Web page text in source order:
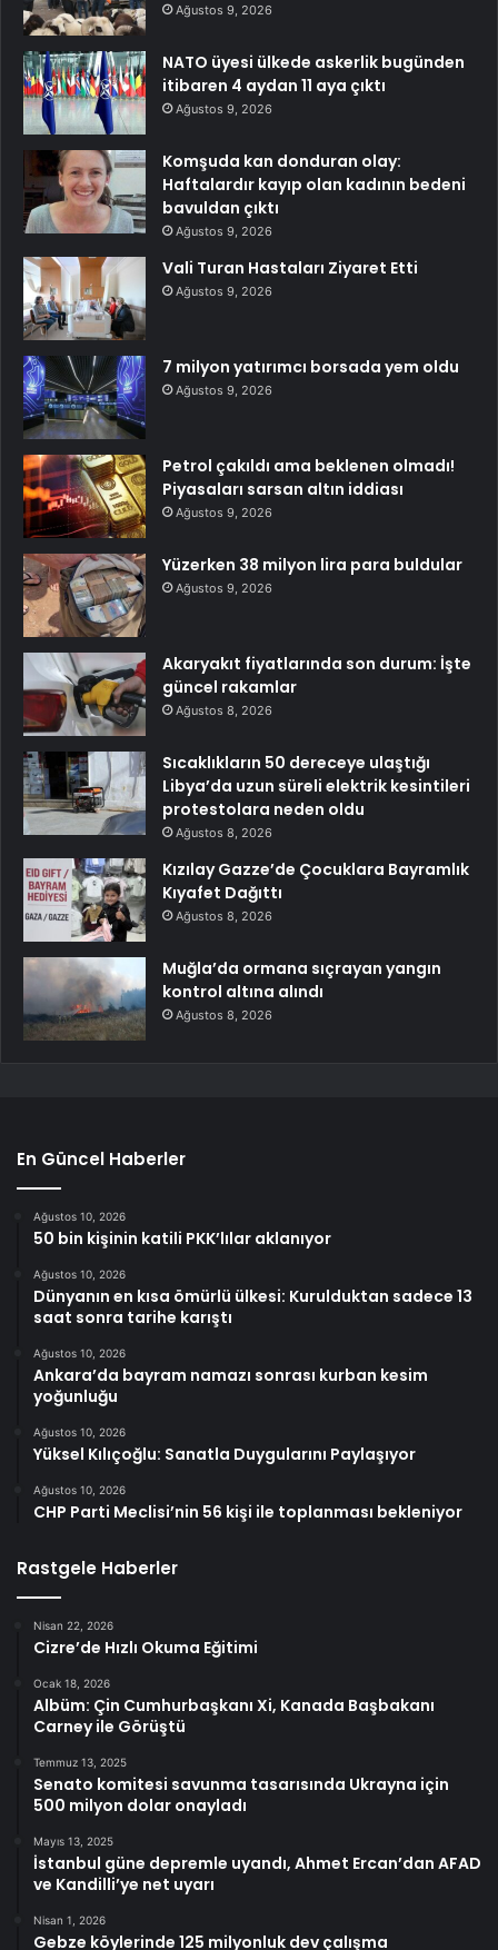
Ağustos 9, 2026
NATO üyesi ülkede askerlik bugünden
itibaren 4 aydan 11 aya çıktı
Ağustos 9, 2026
Komşuda kan donduran olay:
Haftalardır kayıp olan kadının bedeni
bavuldan çıktı
Ağustos 9, 2026
Vali Turan Hastaları Ziyaret Etti
Ağustos 9, 2026
7 milyon yatırımcı borsada yem oldu
Ağustos 9, 2026
Petrol çakıldı ama beklenen olmadı!
Piyasaları sarsan altın iddiası
Ağustos 9, 2026
Yüzerken 38 milyon lira para buldular
Ağustos 9, 2026
Akaryakıt fiyatlarında son durum: İşte
güncel rakamlar
Ağustos 8, 2026
Sıcaklıkların 50 dereceye ulaştığı
Libya’da uzun süreli elektrik kesintileri
protestolara neden oldu
Ağustos 8, 2026
Kızılay Gazze’de Çocuklara Bayramlık
Kıyafet Dağıttı
Ağustos 8, 2026
Muğla’da ormana sıçrayan yangın
kontrol altına alındı
Ağustos 8, 2026
En Güncel Haberler
Ağustos 10, 2026
50 bin kişinin katili PKK’lılar aklanıyor
Ağustos 10, 2026
Dünyanın en kısa ömürlü ülkesi: Kurulduktan sadece 13
saat sonra tarihe karıştı
Ağustos 10, 2026
Ankara’da bayram namazı sonrası kurban kesim
yoğunluğu
Ağustos 10, 2026
Yüksel Kılıçoğlu: Sanatla Duygularını Paylaşıyor
Ağustos 10, 2026
CHP Parti Meclisi’nin 56 kişi ile toplanması bekleniyor
Rastgele Haberler
Nisan 22, 2026
Cizre’de Hızlı Okuma Eğitimi
Ocak 18, 2026
Albüm: Çin Cumhurbaşkanı Xi, Kanada Başbakanı
Carney ile Görüştü
Temmuz 13, 2025
Senato komitesi savunma tasarısında Ukrayna için
500 milyon dolar onayladı
Mayıs 13, 2025
İstanbul güne depremle uyandı, Ahmet Ercan’dan AFAD
ve Kandilli’ye net uyarı
Nisan 1, 2026
Gebze köylerinde 125 milyonluk dev çalışma